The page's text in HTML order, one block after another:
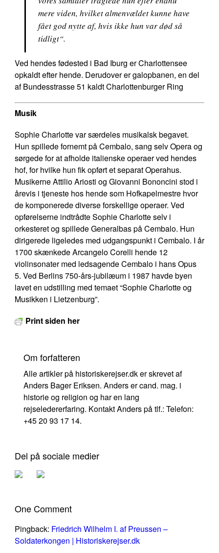
mere viden, hvilket almenvældet kunne have
fået god nytte af, hvis ikke hun var død så
tidligt“.
Ved hendes fødested i Bad Iburg er Charlottensee
opkaldt efter hende. Derudover er galopbanen, en del
af Bundesstrasse 51 kaldt Charlottenburger Ring
Musik
Sophie Charlotte var særdeles musikalsk begavet.
Hun spillede fornemt på Cembalo, sang selv Opera og
sørgede for at afholde italienske operaer ved hendes
hof, for hvilke hun fik opført et separat Operahus.
Musikerne Attilio Ariosti og Giovanni Bononcini stod i
årevis i tjeneste hos hende som Hofkapelmestre hvor
de komponerede diverse forskellige operaer. Ved
opførelserne indtrådte Sophie Charlotte selv i
orkesteret og spillede Generalbas på Cembalo. Hun
dirigerede ligeledes med udgangspunkt i Cembalo. I år
1700 skænkede Arcangelo Corelli hende 12
violinsonater med ledsagende Cembalo i hans Opus
5. Ved Berlins 750-års-jubilæum i 1987 havde byen
lavet en udstilling med temaet “Sophie Charlotte og
Musikken i Lietzenburg”.
Print siden her
Om forfatteren
Alle artikler på historiskerejser.dk er skrevet af
Anders Bager Eriksen. Anders er cand. mag. i
historie og religion og har en lang
rejseledererfaring. Kontakt Anders på tlf.: Telefon:
+45 20 93 17 14.
Del på sociale medier
One Comment
Pingback: Friedrich Wilhelm I. af Preussen –
Soldaterkongen | Historiskerejser.dk